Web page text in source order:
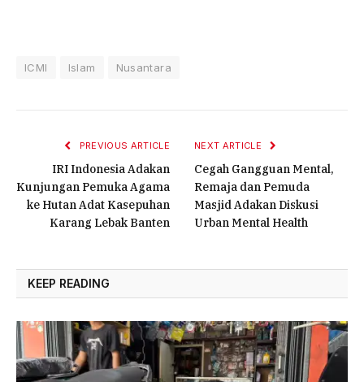
ICMI Islam Nusantara
PREVIOUS ARTICLE
IRI Indonesia Adakan
Kunjungan Pemuka Agama
ke Hutan Adat Kasepuhan
Karang Lebak Banten
NEXT ARTICLE
Cegah Gangguan Mental,
Remaja dan Pemuda
Masjid Adakan Diskusi
Urban Mental Health
KEEP READING